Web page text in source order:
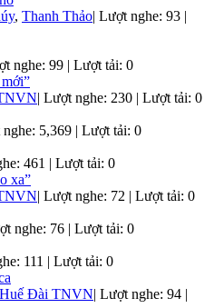
, Thanh Thảo| Lượt nghe: 93 |
nghe: 99 | Lượt tải: 0
| Lượt nghe: 230 | Lượt tải: 0
5,369 | Lượt tải: 0
461 | Lượt tải: 0
xa”
| Lượt nghe: 72 | Lượt tải: 0
nghe: 76 | Lượt tải: 0
111 | Lượt tải: 0
Đài TNVN| Lượt nghe: 94 |